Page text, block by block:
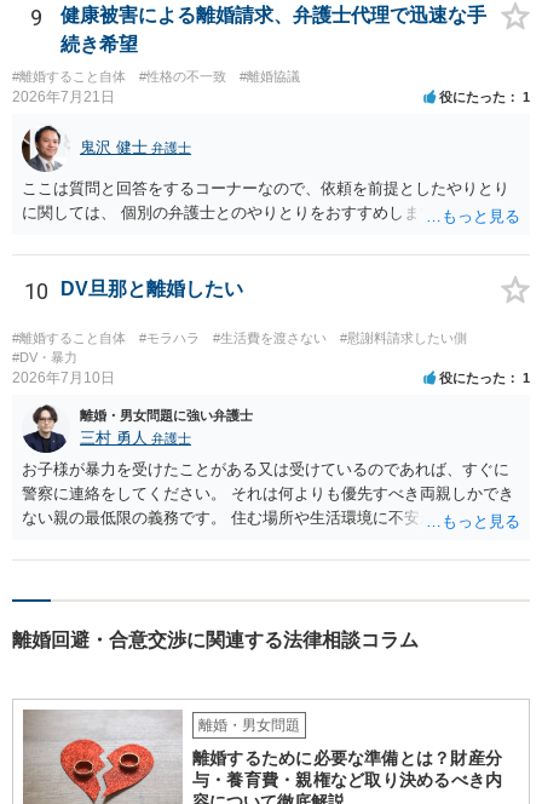
の判断が出るため、終局的な解決が見込めます。 弁護士に一度相談さ
れた方が良いでしょう。
9
健康被害による離婚請求、弁護士代理で迅速な手
続き希望
#離婚すること自体 #性格の不一致 #離婚協議
2026年7月21日 役にたった 1
鬼沢 健士 弁護士
ここは質問と回答をするコーナーなので、依頼を前提としたやりとり
に関しては、 個別の弁護士とのやりとりをおすすめします。
10 DV旦那と離婚したい
#離婚すること自体 #モラハラ #生活費を渡さない
#慰謝料請求したい側
#DV・暴力
2026年7月10日 役にたった 1
離婚・男女問題に強い弁護士
三村 勇人 弁護士
お子様が暴力を受けたことがある又は受けているのであれば、すぐに
警察に連絡をしてください。 それは何よりも優先すべき両親しかでき
ない親の最低限の義務です。 住む場所や生活環境に不安があるようで
場所を特定されないような措置も行っていただけます。 また、日本で
十分です。それ以外は必要ありません。 なお、現在暴力を受けていな
し、婚姻費用は年収が高い方が低いほうに支払う義務ですから婚姻費
用をいただける可能性もあります。 不明点が多々あると思います。弁
護士でなくともよいので、警察などにも相談をしてみてください。
離婚回避・合意交渉に関連する法律相談コラム
離婚・男女問題
離婚するために必要な準備とは？財産分
与・養育費・親権など取り決めるべき内